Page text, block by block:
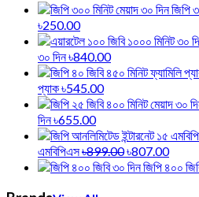
জিপি
৳250.00
৩০ দিন৳840.00
প্যাক৳545.00
দিন৳655.00
এমবিপিএস৳899.00৳807.00
জিপি ৪০০